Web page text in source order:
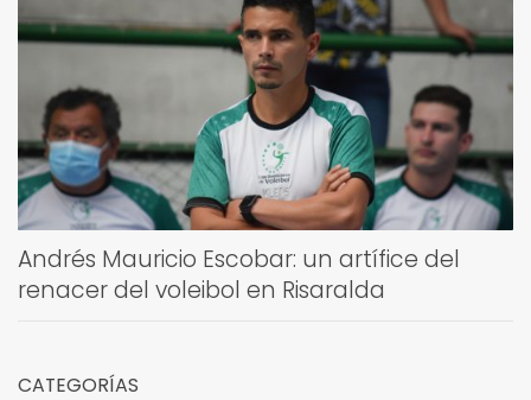
Andrés Mauricio Escobar: un artífice del
renacer del voleibol en Risaralda
CATEGORÍAS